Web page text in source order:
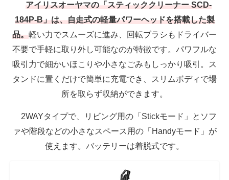
アイリスオーヤマの「スティッククリーナー SCD-
184P-B」は、自走式の軽量パワーヘッドを搭載した製
品。軽い力でスムーズに進み、回転ブラシもドライバー
不要で手軽に取り外し可能なのが特徴です。パワフルな
吸引力で細かいほこりや小さなごみもしっかり吸引。ス
タンドに置くだけで簡単に充電でき、スリムボディで場
所を取らず収納ができます。
2WAYタイプで、リビング用の「Stickモード」とソフ
ァや階段などの小さなスペース用の「Handyモード」が
使えます。バッテリーは着脱式です。